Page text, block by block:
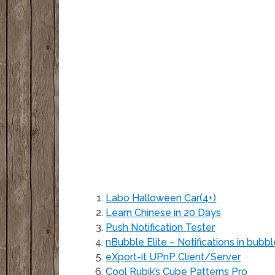
Labo Halloween Car(4+)
Learn Chinese in 20 Days
Push Notification Tester
nBubble Elite – Notifications in
eXport-it UPnP Client/Server
Cool Rubik’s Cube Patterns Pro